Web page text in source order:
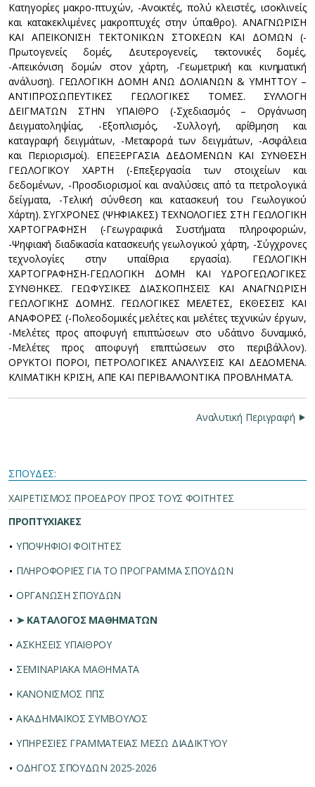
Κατηγορίες μακρο-πτυχών, -Ανοικτές, πολύ κλειστές, ισοκλινείς
και κατακεκλιμένες μακροπτυχές στην ύπαιθρο). ΑΝΑΓΝΩΡΙΣΗ
ΚΑΙ ΑΠΕΙΚΟΝΙΣΗ ΤΕΚΤΟΝΙΚΩΝ ΣΤΟΙΧΕΩΝ ΚΑΙ ΔΟΜΩΝ (-
Πρωτογενείς δομές, Δευτερογενείς, τεκτονικές δομές,
-Απεικόνιση δομών στον χάρτη, -Γεωμετρική και κινηματική
ανάλυση). ΓΕΩΛΟΓΙΚΗ ΔΟΜΗ ΑΝΩ ΔΟΛΙΑΝΩΝ & ΥΜΗΤΤΟΥ –
ΑΝΤΙΠΡΟΣΩΠΕΥΤΙΚΕΣ ΓΕΩΛΟΓΙΚΕΣ ΤΟΜΕΣ. ΣΥΛΛΟΓΗ
ΔΕΙΓΜΑΤΩΝ ΣΤΗΝ ΥΠΑΙΘΡΟ (-Σχεδιασμός – Οργάνωση
Δειγματοληψίας, -Εξοπλισμός, -Συλλογή, αρίθμηση και
καταγραφή δειγμάτων, -Μεταφορά των δειγμάτων, -Ασφάλεια
και Περιορισμοί). ΕΠΕΞΕΡΓΑΣΙΑ ΔΕΔΟΜΕΝΩΝ ΚΑΙ ΣΥΝΘΕΣΗ
ΓΕΩΛΟΓΙΚΟΥ ΧΑΡΤΗ (-Επεξεργασία των στοιχείων και
δεδομένων, -Προσδιορισμοί και αναλύσεις από τα πετρολογικά
δείγματα, -Τελική σύνθεση και κατασκευή του Γεωλογικού
Χάρτη). ΣΥΓΧΡΟΝΕΣ (ΨΗΦΙΑΚΕΣ) ΤΕΧΝΟΛΟΓΙΕΣ ΣΤΗ ΓΕΩΛΟΓΙΚΗ
ΧΑΡΤΟΓΡΑΦΗΣΗ (-Γεωγραφικά Συστήματα πληροφοριών,
-Ψηφιακή διαδικασία κατασκευής γεωλογικού χάρτη, -Σύγχρονες
τεχνολογίες στην υπαίθρια εργασία). ΓΕΩΛΟΓΙΚΗ
ΧΑΡΤΟΓΡΑΦΗΣΗ-ΓΕΩΛΟΓΙΚΗ ΔΟΜΗ ΚΑΙ ΥΔΡΟΓΕΩΛΟΓΙΚΕΣ
ΣΥΝΘΗΚΕΣ. ΓΕΩΦΥΣΙΚΕΣ ΔΙΑΣΚΟΠΗΣΕΙΣ ΚΑΙ ΑΝΑΓΝΩΡΙΣΗ
ΓΕΩΛΟΓΙΚΗΣ ΔΟΜΗΣ. ΓΕΩΛΟΓΙΚΕΣ ΜΕΛΕΤΕΣ, ΕΚΘΕΣΕΙΣ ΚΑΙ
ΑΝΑΦΟΡΕΣ (-Πολεοδομικές μελέτες και μελέτες τεχνικών έργων,
-Μελέτες προς απoφυγή επιπτώσεων στο υδάτινο δυναμικό,
-Μελέτες προς απoφυγή επιπτώσεων στο περιβάλλον).
ΟΡΥΚΤΟΙ ΠΟΡΟΙ, ΠΕΤΡΟΛΟΓΙΚΕΣ ΑΝΑΛΥΣΕΙΣ ΚΑΙ ΔΕΔΟΜΕΝΑ.
ΚΛΙΜΑΤΙΚΗ ΚΡΙΣΗ, ΑΠΕ ΚΑΙ ΠΕΡΙΒΑΛΛΟΝΤΙΚΑ ΠΡΟΒΛΗΜΑΤΑ.
Αναλυτική Περιγραφή ⯈
ΣΠΟΥΔΕΣ:
ΧΑΙΡΕΤΙΣΜΟΣ ΠΡΟΕΔΡΟΥ ΠΡΟΣ ΤΟΥΣ ΦΟΙΤΗΤΕΣ
ΠΡΟΠΤΥΧΙΑΚΕΣ
ΥΠΟΨΗΦΙΟΙ ΦΟΙΤΗΤΕΣ
ΠΛΗΡΟΦΟΡΙΕΣ ΓΙΑ ΤΟ ΠΡΟΓΡΑΜΜΑ ΣΠΟΥΔΩΝ
ΟΡΓΑΝΩΣΗ ΣΠΟΥΔΩΝ
➤ ΚΑΤΑΛΟΓΟΣ ΜΑΘΗΜΑΤΩΝ
ΑΣΚΗΣΕΙΣ ΥΠΑΙΘΡΟΥ
ΣΕΜΙΝΑΡΙΑΚΑ ΜΑΘΗΜΑΤΑ
ΚΑΝΟΝΙΣΜΟΣ ΠΠΣ
ΑΚΑΔΗΜΑΪΚΟΣ ΣΥΜΒΟΥΛΟΣ
ΥΠΗΡΕΣΙΕΣ ΓΡΑΜΜΑΤΕΙΑΣ ΜΕΣΩ ΔΙΑΔΙΚΤΥΟΥ
ΟΔΗΓΟΣ ΣΠΟΥΔΩΝ 2025-2026